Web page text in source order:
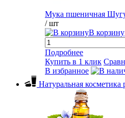
Мука пшеничная
/ шт
В корзину
Подробнее
Купить в 1 клик
В избранное
Натуральная косметика